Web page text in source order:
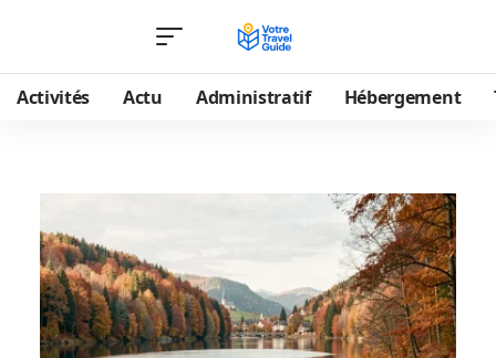
Activités Actu Administratif Hébergement